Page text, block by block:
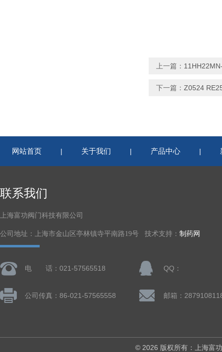
上一篇：
下一篇： Z0524
网站首页 | 关于我们 | 产品中心 |
联系我们
上海富功阀门科技有限公司
公司地址：上海市金山区亭林镇寺平南路19号 技术支持： 制药网
电 话：021-57565518 QQ：
公司传真：86-021-57565558 邮箱：
© 2026 版权所有：上海富